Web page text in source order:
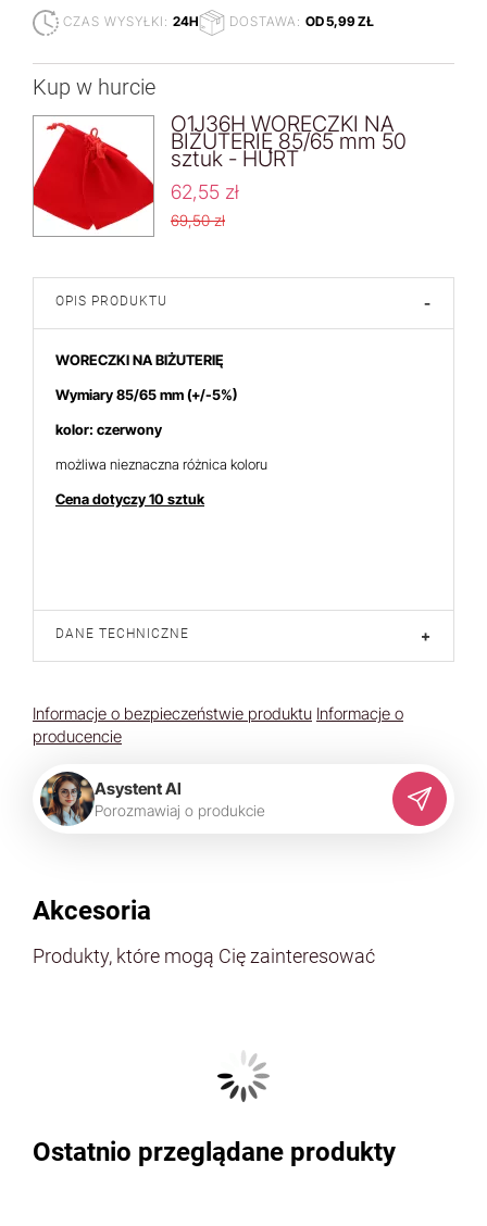
CZAS WYSYŁKI: 24H DOSTAWA: OD 5,99 ZŁ
Kup w hurcie
O1J36H WORECZKI NA
BIŻUTERIĘ 85/65 mm 50
sztuk - HURT
62,55 zł
69,50 zł
OPIS PRODUKTU -
WORECZKI NA BIŻUTERIĘ
Wymiary 85/65mm (+/-5%)
kolor: czerwony
możliwa nieznaczna różnica koloru
Cena dotyczy 10 sztuk
DANE TECHNICZNE +
Informacje o bezpieczeństwie produktu Informacje o
producencie
Asystent AI
Porozmawiaj o produkcie
Akcesoria
Produkty, które mogą Cię zainteresować
Ostatnio przeglądane produkty